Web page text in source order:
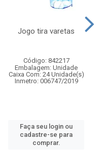
Jogo tira varetas
Código: 842217
Embalagem: Unidade
Caixa Com: 24 Unidade(s)
Inmetro: 006747/2019
Faça seu login ou
cadastre-se para
comprar.